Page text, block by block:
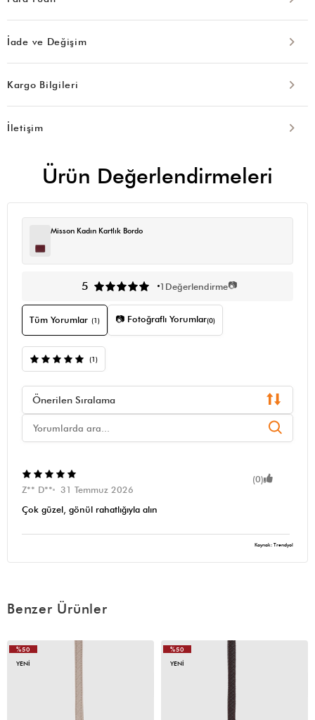
İade ve Değişim
Kargo Bilgileri
İletişim
Ürün Değerlendirmeleri
Misson Kadın Kartlık Bordo
5 1 Değerlendirme📷
Tüm Yorumlar (1) 📷 Fotoğraflı Yorumlar(0)
(1)
Önerilen Sıralama
(0)
Z** D**
31 Temmuz 2026
Çok güzel, gönül rahatlığıyla alın
Kaynak: Trendyol
Benzer Ürünler
%50
YENI
%50
YENI